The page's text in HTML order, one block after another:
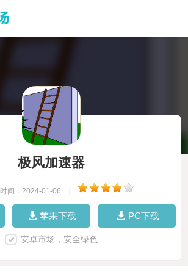
极风加速器
时间：2024-01-06
苹果下载 PC下载
安卓市场，安全绿色